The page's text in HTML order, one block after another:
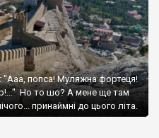
"Ааа, попса! Муляжна фортеця!
Но то шо? А мене ще там
принаймні до цього літа.